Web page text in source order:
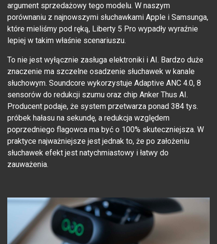
argument sprzedażowy tego modelu. W naszym
porównaniu z najnowszymi słuchawkami Apple i Samsunga,
które mieliśmy pod ręką, Liberty 5 Pro wypadły wyraźnie
lepiej w takim właśnie scenariuszu.
To nie jest wyłącznie zasługa elektroniki i AI. Bardzo duże
znaczenie ma szczelne osadzenie słuchawek w kanale
słuchowym. Soundcore wykorzystuje Adaptive ANC 4.0, 8
sensorów do redukcji szumu oraz chip Anker Thus AI.
Producent podaje, że system przetwarza ponad 384 tys.
próbek hałasu na sekundę, a redukcja względem
poprzedniego flagowca ma być o 100% skuteczniejsza. W
praktyce najważniejsze jest jednak to, że po założeniu
słuchawek efekt jest natychmiastowy i łatwy do
zauważenia.